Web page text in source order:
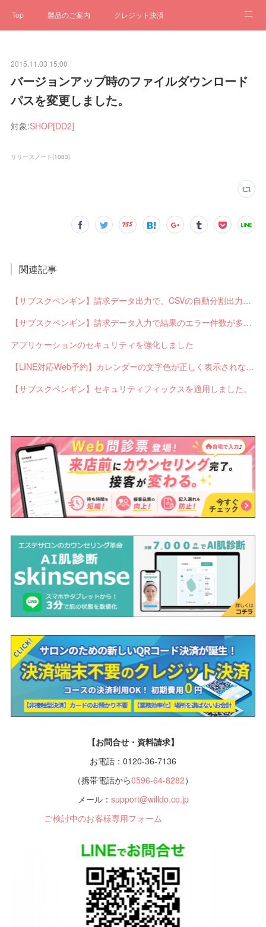
Top 製品のご案内 クレジット決済
ステータス
2015.11.03 15:00
バージョンアップ時のファイルダウンロード
パスを変更しました。
対象:SHOP[DD2]
リリースノート (1083)
関連記事
【サブスクペンギン】請求データ出力で、CSVの自動分割出力と出力ステータスの確認ができるようになりました。
【サブスクペンギン】請求データ入力で結果のエラー件数が多い場合に応答不能になるバグを修正しました。
アプリケーションのセキュリティを強化しました
【LINE対応Web予約】カレンダーの文字色が正しく表示されないバグを修正しました。
【サブスクペンギン】セキュリティフィックスを適用しました。
【お問合せ・資料請求】
お電話：0120-36-7136
（携帯電話から0596-64-8282）
メール： support@willdo.co.jp
ご検討中のお客様専用フォーム